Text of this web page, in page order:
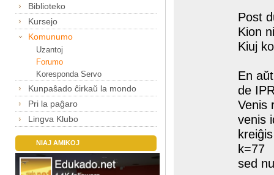
Biblioteko
Kursejo
Komunumo
Uzantoj
Forumo
Koresponda Servo
Kunpaŝado ĉirkaŭ la mondo
Pri la paĝaro
Lingva Klubo
NIAJ AMIKOJ
Post
Kion
Kiuj
En
de
Venis
venis
k=77
sed